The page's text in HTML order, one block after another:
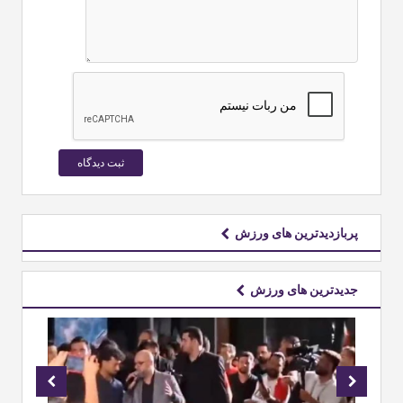
پربازدیدترین های ورزش
جدیدترین های ورزش